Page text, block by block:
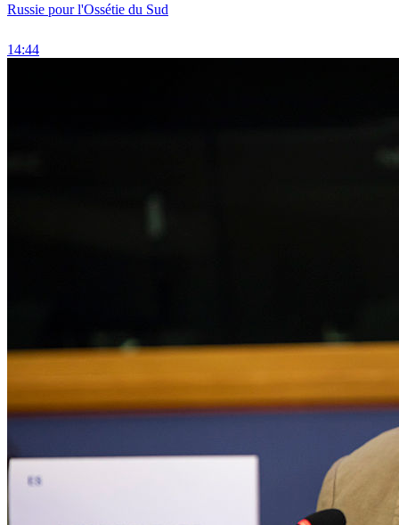
Russie pour l'Ossétie du Sud
14:44